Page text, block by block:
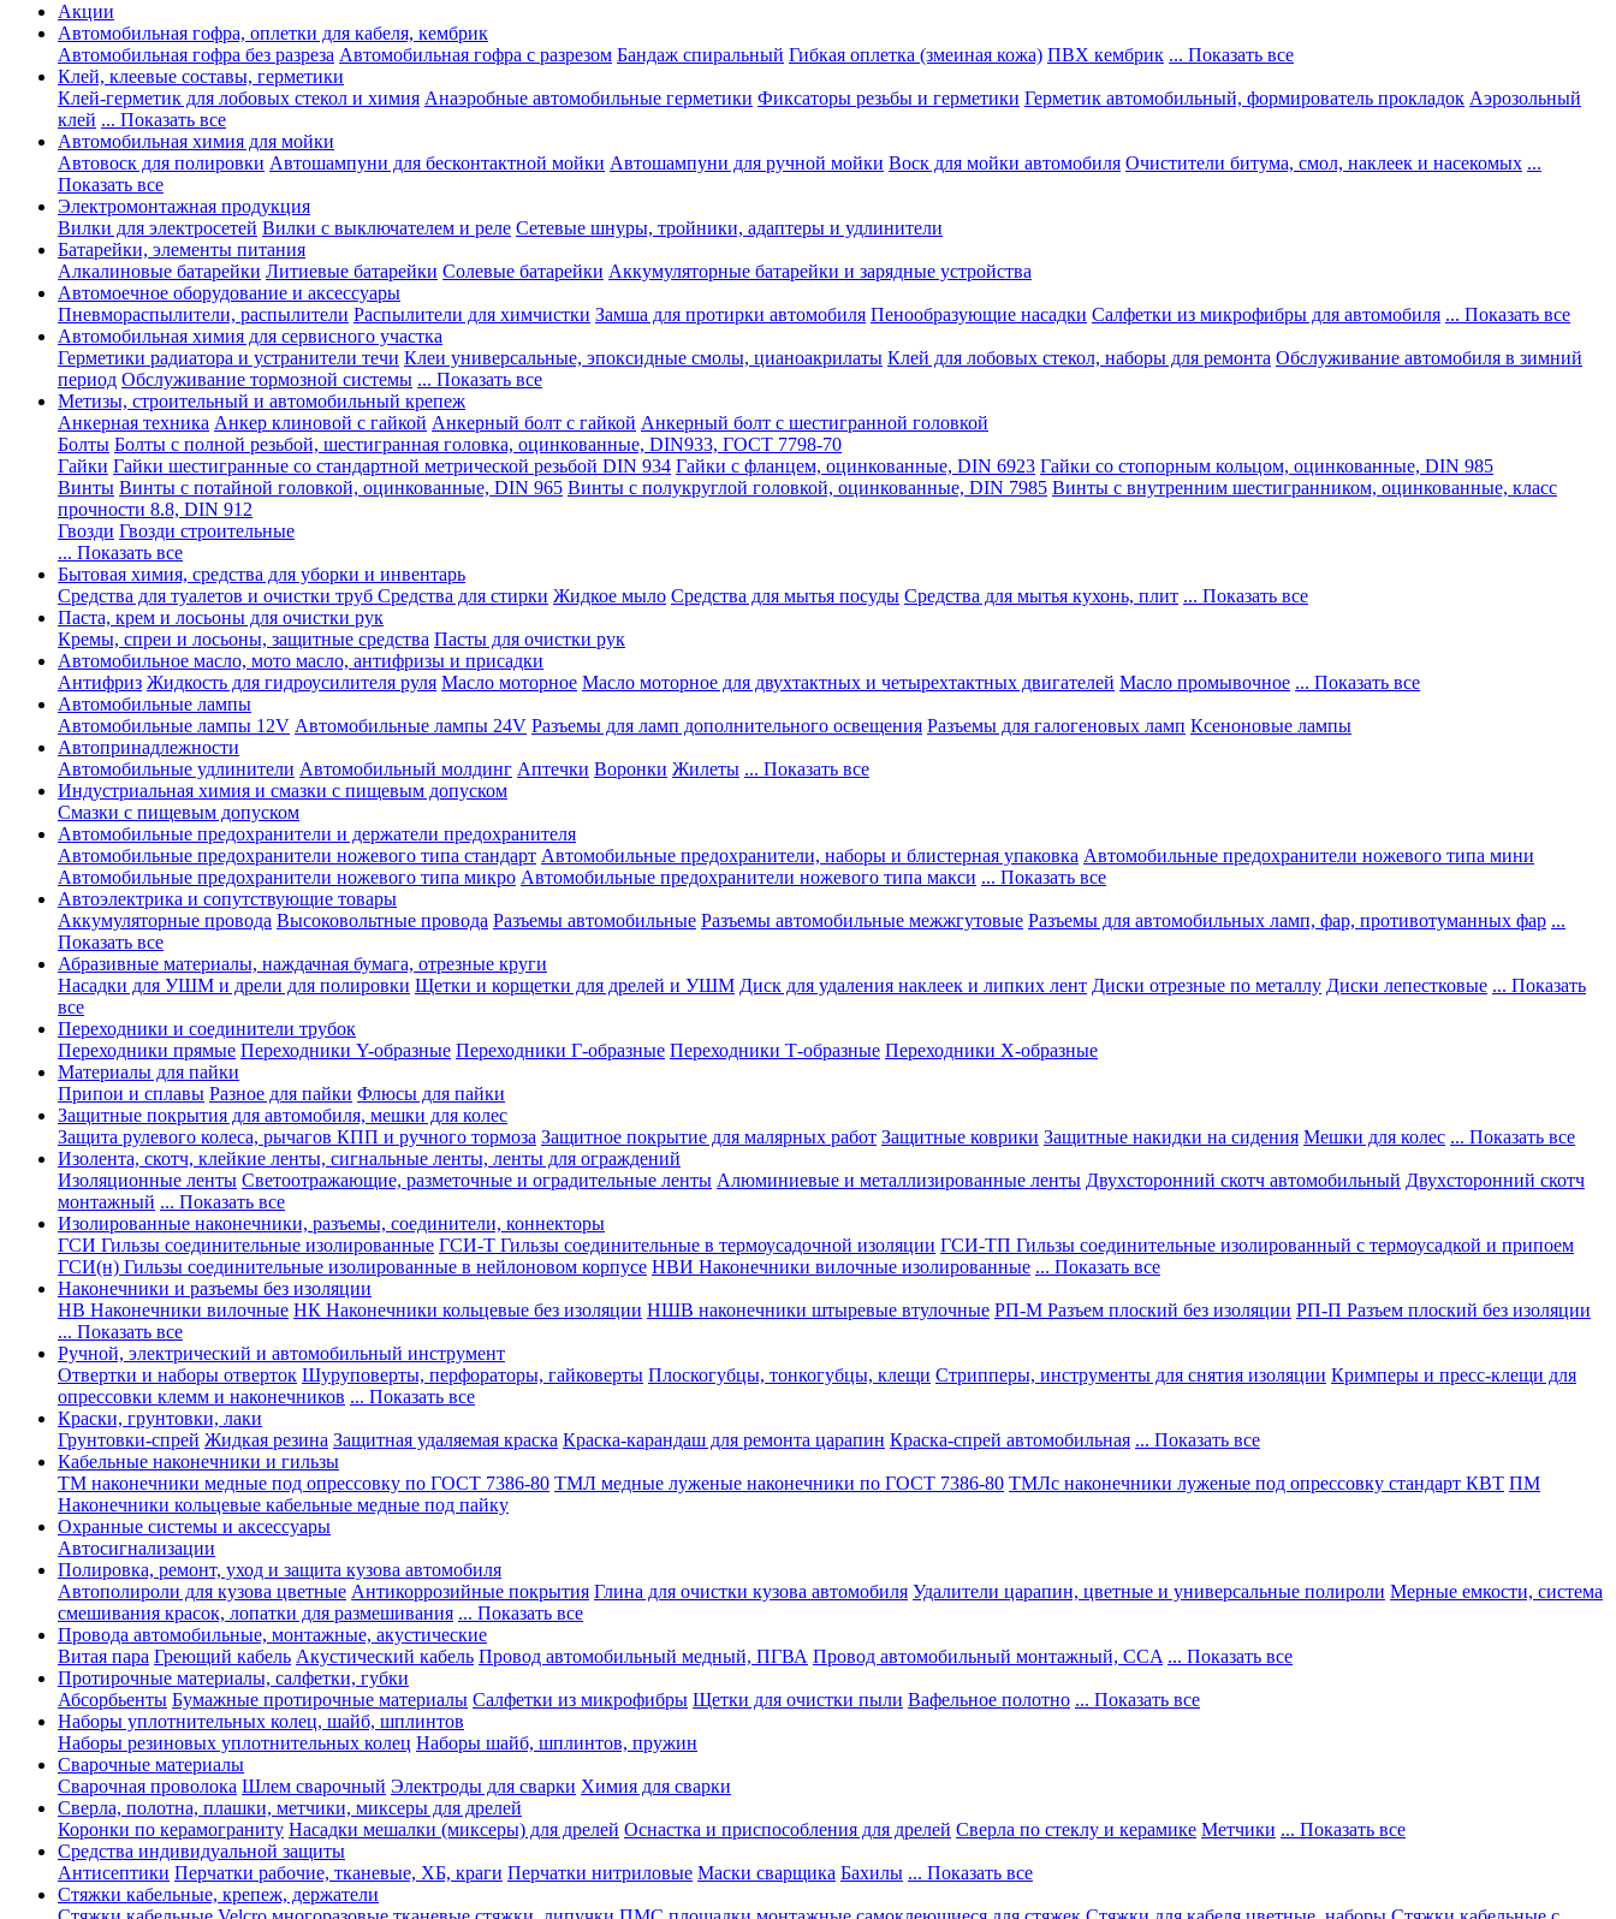
Акции
Автомобильная гофра, оплетки для кабеля, кембрик
Автомобильная гофра без разреза Автомобильная гофра с разрезом Бандаж спиральный Гибкая оплетка (змеиная кожа) ПВХ кембрик ... Показать все
Клей, клеевые составы, герметики
Клей-герметик для лобовых стекол и химия Анаэробные автомобильные герметики Фиксаторы резьбы и герметики Герметик автомобильный, формирователь прокладок Аэрозольный
клей ... Показать все
Автомобильная химия для мойки
Автовоск для полировки Автошампуни для бесконтактной мойки Автошампуни для ручной мойки Воск для мойки автомобиля Очистители битума, смол, наклеек и насекомых ...
Показать все
Электромонтажная продукция
Вилки для электросетей Вилки с выключателем и реле Сетевые шнуры, тройники, адаптеры и удлинители
Батарейки, элементы питания
Алкалиновые батарейки Литиевые батарейки Солевые батарейки Аккумуляторные батарейки и зарядные устройства
Автомоечное оборудование и аксессуары
Пневмораспылители, распылители Распылители для химчистки Замша для протирки автомобиля Пенообразующие насадки Салфетки из микрофибры для автомобиля ... Показать все
Автомобильная химия для сервисного участка
Герметики радиатора и устранители течи Клеи универсальные, эпоксидные смолы, цианоакрилаты Клей для лобовых стекол, наборы для ремонта Обслуживание автомобиля в зимний
период Обслуживание тормозной системы ... Показать все
Метизы, строительный и автомобильный крепеж
Анкерная техника Анкер клиновой с гайкой Анкерный болт с гайкой Анкерный болт с шестигранной головкой
Болты Болты с полной резьбой, шестигранная головка, оцинкованные, DIN933, ГОСТ 7798-70
Гайки Гайки шестигранные со стандартной метрической резьбой DIN 934 Гайки с фланцем, оцинкованные, DIN 6923 Гайки со стопорным кольцом, оцинкованные, DIN 985
Винты Винты с потайной головкой, оцинкованные, DIN 965 Винты с полукруглой головкой, оцинкованные, DIN 7985 Винты с внутренним шестигранником, оцинкованные, класс
прочности 8.8, DIN 912
Гвозди Гвозди строительные
... Показать все
Бытовая химия, средства для уборки и инвентарь
Средства для туалетов и очистки труб Средства для стирки Жидкое мыло Средства для мытья посуды Средства для мытья кухонь, плит ... Показать все
Паста, крем и лосьоны для очистки рук
Кремы, спреи и лосьоны, защитные средства Пасты для очистки рук
Автомобильное масло, мото масло, антифризы и присадки
Антифриз Жидкость для гидроусилителя руля Масло моторное Масло моторное для двухтактных и четырехтактных двигателей Масло промывочное ... Показать все
Автомобильные лампы
Автомобильные лампы 12V Автомобильные лампы 24V Разъемы для ламп дополнительного освещения Разъемы для галогеновых ламп Ксеноновые лампы
Автопринадлежности
Автомобильные удлинители Автомобильный молдинг Аптечки Воронки Жилеты ... Показать все
Индустриальная химия и смазки с пищевым допуском
Смазки с пищевым допуском
Автомобильные предохранители и держатели предохранителя
Автомобильные предохранители ножевого типа стандарт Автомобильные предохранители, наборы и блистерная упаковка Автомобильные предохранители ножевого типа мини
Автомобильные предохранители ножевого типа микро Автомобильные предохранители ножевого типа макси ... Показать все
Автоэлектрика и сопутствующие товары
Аккумуляторные провода Высоковольтные провода Разъемы автомобильные Разъемы автомобильные межжгутовые Разъемы для автомобильных ламп, фар, противотуманных фар ...
Показать все
Абразивные материалы, наждачная бумага, отрезные круги
Насадки для УШМ и дрели для полировки Щетки и корщетки для дрелей и УШМ Диск для удаления наклеек и липких лент Диски отрезные по металлу Диски лепестковые ... Показать
все
Переходники и соединители трубок
Переходники прямые Переходники Y-образные Переходники Г-образные Переходники Т-образные Переходники Х-образные
Материалы для пайки
Припои и сплавы Разное для пайки Флюсы для пайки
Защитные покрытия для автомобиля, мешки для колес
Защита рулевого колеса, рычагов КПП и ручного тормоза Защитное покрытие для малярных работ Защитные коврики Защитные накидки на сидения Мешки для колес ... Показать все
Изолента, скотч, клейкие ленты, сигнальные ленты, ленты для ограждений
Изоляционные ленты Светоотражающие, разметочные и оградительные ленты Алюминиевые и металлизированные ленты Двухсторонний скотч автомобильный Двухсторонний скотч
монтажный ... Показать все
Изолированные наконечники, разъемы, соединители, коннекторы
ГСИ Гильзы соединительные изолированные ГСИ-Т Гильзы соединительные в термоусадочной изоляции ГСИ-ТП Гильзы соединительные изолированный с термоусадкой и припоем
ГСИ(н) Гильзы соединительные изолированные в нейлоновом корпусе НВИ Наконечники вилочные изолированные ... Показать все
Наконечники и разъемы без изоляции
НВ Наконечники вилочные НК Наконечники кольцевые без изоляции НШВ наконечники штыревые втулочные РП-М Разъем плоский без изоляции РП-П Разъем плоский без изоляции
... Показать все
Ручной, электрический и автомобильный инструмент
Отвертки и наборы отверток Шуруповерты, перфораторы, гайковерты Плоскогубцы, тонкогубцы, клещи Стрипперы, инструменты для снятия изоляции Кримперы и пресс-клещи для
опрессовки клемм и наконечников ... Показать все
Краски, грунтовки, лаки
Грунтовки-спрей Жидкая резина Защитная удаляемая краска Краска-карандаш для ремонта царапин Краска-спрей автомобильная ... Показать все
Кабельные наконечники и гильзы
ТМ наконечники медные под опрессовку по ГОСТ 7386-80 ТМЛ медные луженые наконечники по ГОСТ 7386-80 ТМЛс наконечники луженые под опрессовку стандарт КВТ ПМ
Наконечники кольцевые кабельные медные под пайку
Охранные системы и аксессуары
Автосигнализации
Полировка, ремонт, уход и защита кузова автомобиля
Автополироли для кузова цветные Антикоррозийные покрытия Глина для очистки кузова автомобиля Удалители царапин, цветные и универсальные полироли Мерные емкости, система
смешивания красок, лопатки для размешивания ... Показать все
Провода автомобильные, монтажные, акустические
Витая пара Греющий кабель Акустический кабель Провод автомобильный медный, ПГВА Провод автомобильный монтажный, CCA ... Показать все
Протирочные материалы, салфетки, губки
Абсорбьенты Бумажные протирочные материалы Салфетки из микрофибры Щетки для очистки пыли Вафельное полотно ... Показать все
Наборы уплотнительных колец, шайб, шплинтов
Наборы резиновых уплотнительных колец Наборы шайб, шплинтов, пружин
Сварочные материалы
Сварочная проволока Шлем сварочный Электроды для сварки Химия для сварки
Сверла, полотна, плашки, метчики, миксеры для дрелей
Коронки по керамограниту Насадки мешалки (миксеры) для дрелей Оснастка и приспособления для дрелей Сверла по стеклу и керамике Метчики ... Показать все
Средства индивидуальной защиты
Антисептики Перчатки рабочие, тканевые, ХБ, краги Перчатки нитриловые Маски сварщика Бахилы ... Показать все
Стяжки кабельные, крепеж, держатели